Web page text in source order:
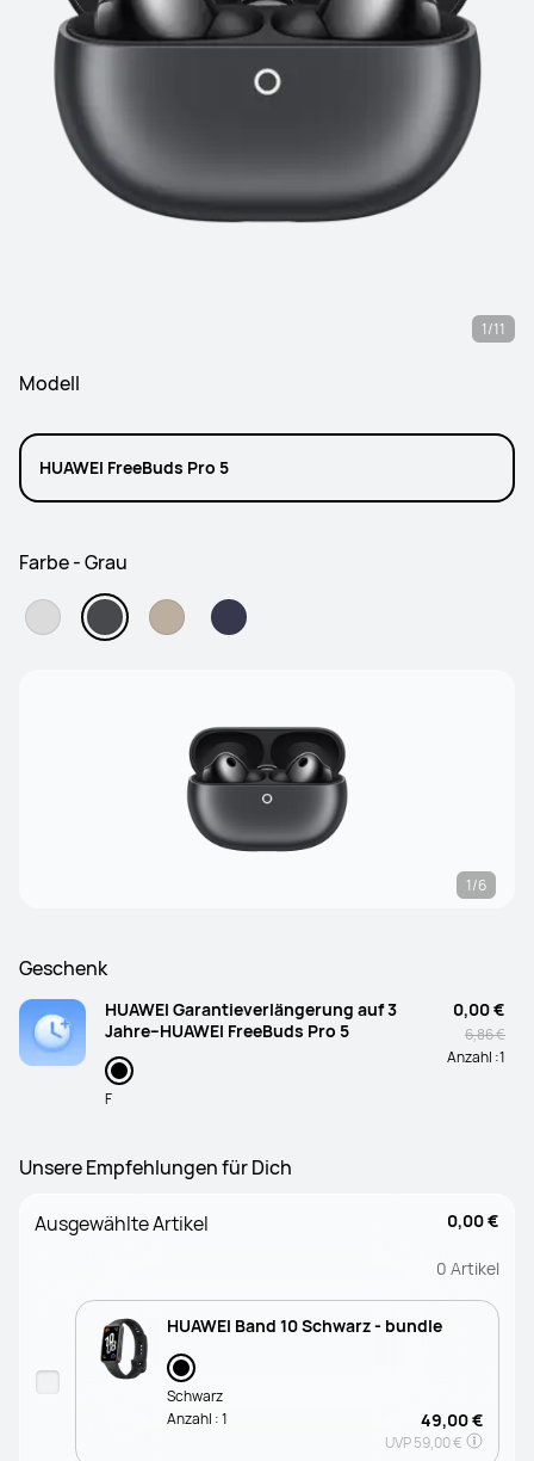
1/11
Modell
HUAWEI FreeBuds Pro 5
Farbe - Grau
1/6
Geschenk
HUAWEI Garantieverlängerung auf 3
Jahre–HUAWEI FreeBuds Pro 5
F
0,00 €
6,86 €
Anzahl :1
Unsere Empfehlungen für Dich
Ausgewählte Artikel 0,00 €
0 Artikel
HUAWEI Band 10 Schwarz - bundle
Schwarz
49,00 €
UVP59,00 €
Anzahl :1